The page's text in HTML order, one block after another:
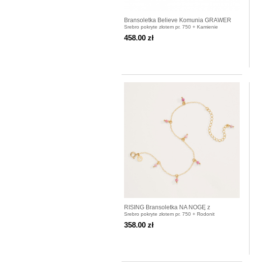
Bransoletka Believe Komunia GRAWER
Srebro pokryte złotem pr. 750 + Kamienie
458.00 zł
RISING Bransoletka NA NOGĘ z
rodonitami pozłacana
Srebro pokryte złotem pr. 750 + Rodonit
358.00 zł